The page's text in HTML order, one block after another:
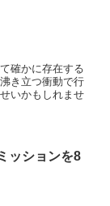
確かに存在する
き立つ衝動で行
いかもしれませ
ッションを8